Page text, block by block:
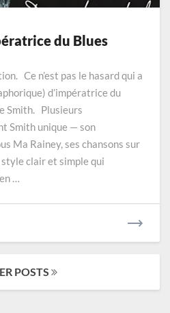
du Blues
Ce n’est pas le hasard qui a
d’impératrice du
Smith. Plusieurs
Smith unique — son
Ma Rainey, ses chansons sur
clair et simple qui
…
POSTS